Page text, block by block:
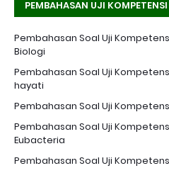
PEMBAHASAN UJI KOMPETENSI
Pembahasan Soal Uji
Biologi
Pembahasan Soal Uji
hayati
Pembahasan Soal Uji
Pembahasan Soal Uji
Eubacteria
Pembahasan Soal Uji